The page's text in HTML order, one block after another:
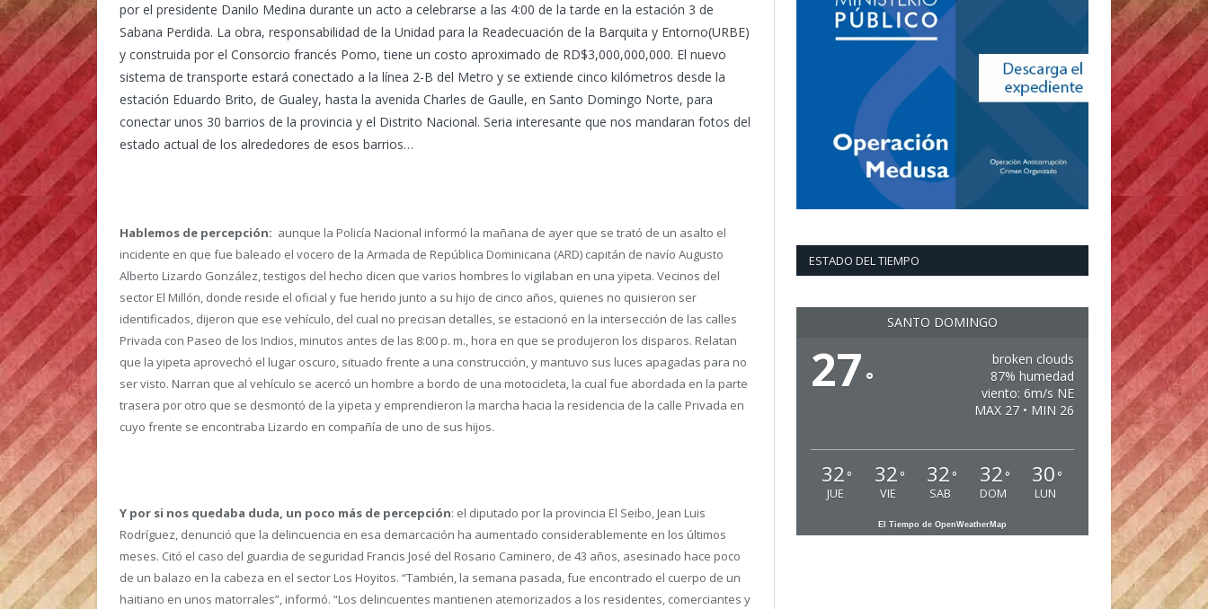
por el presidente Danilo Medina durante un acto a celebrarse a las 4:00 de la tarde en la estación 3 de
Sabana Perdida. La obra, responsabilidad de la Unidad para la Readecuación de la Barquita y Entorno(URBE)
y construida por el Consorcio francés Pomo, tiene un costo aproximado de RD$3,000,000,000. El nuevo
sistema de transporte estará conectado a la línea 2-B del Metro y se extiende cinco kilómetros desde la
estación Eduardo Brito, de Gualey, hasta la avenida Charles de Gaulle, en Santo Domingo Norte, para
conectar unos 30 barrios de la provincia y el Distrito Nacional. Seria interesante que nos mandaran fotos del
estado actual de los alrededores de esos barrios…
Hablemos de percepción: aunque la Policía Nacional informó la mañana de ayer que se trató de un asalto el
incidente en que fue baleado el vocero de la Armada de República Dominicana (ARD) capitán de navío Augusto
Alberto Lizardo González, testigos del hecho dicen que varios hombres lo vigilaban en una yipeta. Vecinos del
sector El Millón, donde reside el oficial y fue herido junto a su hijo de cinco años, quienes no quisieron ser
identificados, dijeron que ese vehículo, del cual no precisan detalles, se estacionó en la intersección de las calles
Privada con Paseo de los Indios, minutos antes de las 8:00 p. m., hora en que se produjeron los disparos. Relatan
que la yipeta aprovechó el lugar oscuro, situado frente a una construcción, y mantuvo sus luces apagadas para no
ser visto. Narran que al vehículo se acercó un hombre a bordo de una motocicleta, la cual fue abordada en la parte
trasera por otro que se desmontó de la yipeta y emprendieron la marcha hacia la residencia de la calle Privada en
cuyo frente se encontraba Lizardo en compañía de uno de sus hijos.
Y por si nos quedaba duda, un poco más de percepción: el diputado por la provincia El Seibo, Jean Luis
Rodríguez, denunció que la delincuencia en esa demarcación ha aumentado considerablemente en los últimos
meses. Citó el caso del guardia de seguridad Francis José del Rosario Caminero, de 43 años, asesinado hace poco
de un balazo en la cabeza en el sector Los Hoyitos. “También, la semana pasada, fue encontrado el cuerpo de un
haitiano en unos matorrales”, informó. “Los delincuentes mantienen atemorizados a los residentes, comerciantes y
ESTADO DEL TIEMPO
SANTO DOMINGO
27 °
broken clouds
87% humedad
viento: 6m/s NE
MAX 27 • MIN 26
32 °
JUE
32 °
VIE
32 °
SAB
32 °
DOM
30 °
LUN
El Tiempo de OpenWeatherMap